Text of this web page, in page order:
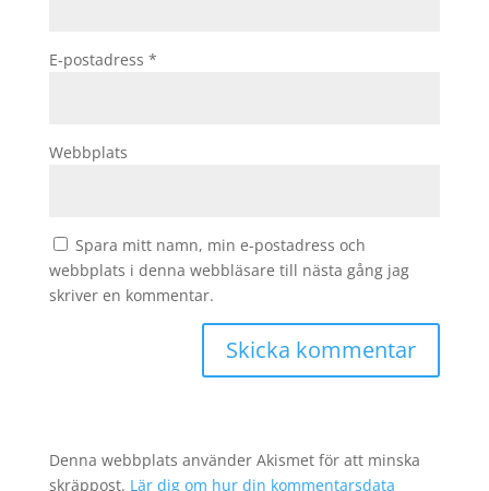
E-postadress *
Webbplats
Spara mitt namn, min e-postadress och
webbplats i denna webbläsare till nästa gång jag
skriver en kommentar.
Denna webbplats använder Akismet för att minska
skräppost. Lär dig om hur din kommentarsdata